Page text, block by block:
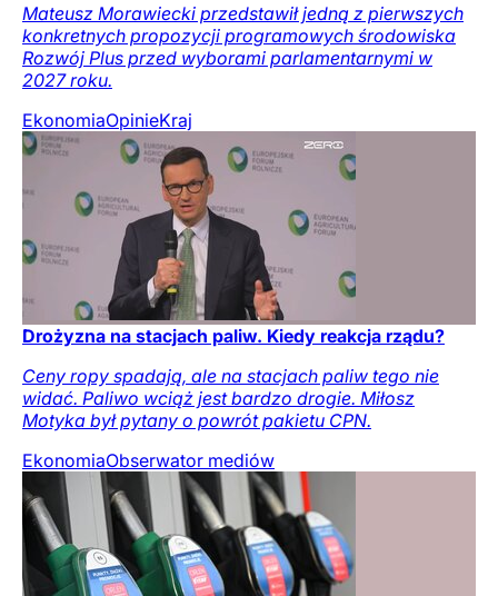
Mateusz Morawiecki przedstawił jedną z pierwszych
konkretnych propozycji programowych środowiska
Rozwój Plus przed wyborami parlamentarnymi w
2027 roku.
EkonomiaOpinieKraj
Drożyzna na stacjach paliw. Kiedy reakcja rządu?
Ceny ropy spadają, ale na stacjach paliw tego nie
widać. Paliwo wciąż jest bardzo drogie. Miłosz
Motyka był pytany o powrót pakietu CPN.
EkonomiaObserwator mediów